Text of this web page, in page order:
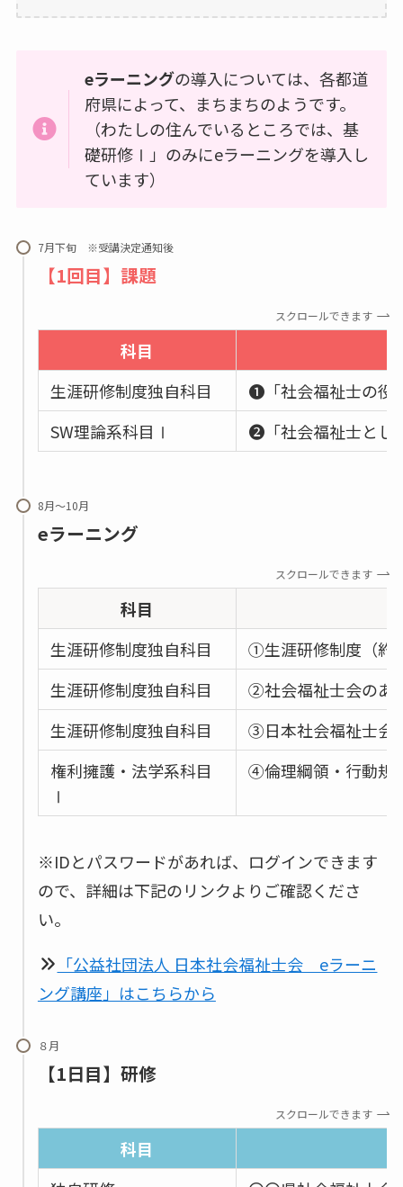
eラーニングの導入については、各都道
府県によって、まちまちのようです。
（わたしの住んでいるところでは、基
礎研修Ⅰ」のみにeラーニングを導入し
ています）
7月下旬 ※受講決定通知後
【1回目】課題
スクロールできます
科目
生涯研修制度独自科目
❶「社会福祉士の役
SW理論系科目Ⅰ
❷「社会福祉士とし
8月～10月
eラーニング
スクロールできます
科目
生涯研修制度独自科目
①生涯研修制度（約
生涯研修制度独自科目
➁社会福祉士会のあ
生涯研修制度独自科目
③日本社会福祉士会
権利擁護・法学系科目
Ⅰ
④倫理綱領・行動規
※IDとパスワードがあれば、ログインできます
ので、詳細は下記のリンクよりご確認くださ
い。
「公益社団法人 日本社会福祉士会 eラーニ
ング講座」はこちらから
８月
【1日目】研修
スクロールできます
科目